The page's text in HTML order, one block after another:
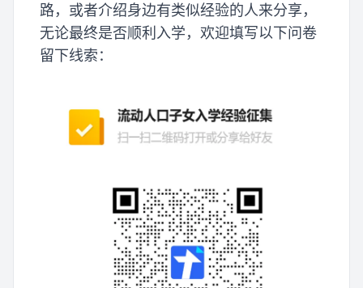
路，或者介绍身边有类似经验的人来分享，
无论最终是否顺利入学，欢迎填写以下问卷
留下线索：